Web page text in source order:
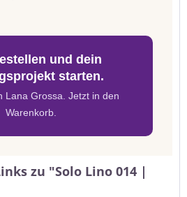
und dein
starten.
Lana Grossa. Jetzt in den
Warenkorb.
zu "Solo Lino 014 |